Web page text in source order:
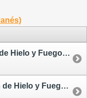
Juego de Tronos / Canción de Hielo y Fuego 1 - edición limitada tintada
Choque de Reyes / Canción de Hielo y Fuego 2 - tapa dura